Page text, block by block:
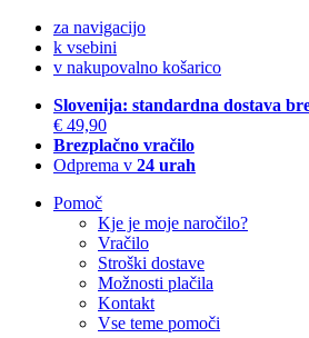
za navigacijo
k vsebini
v nakupovalno košarico
Slovenija: standardna dostava
€ 49,90
Brezplačno vračilo
Odprema v 24 urah
Pomoč
Kje je moje naročilo?
Vračilo
Stroški dostave
Možnosti plačila
Kontakt
Vse teme pomoči